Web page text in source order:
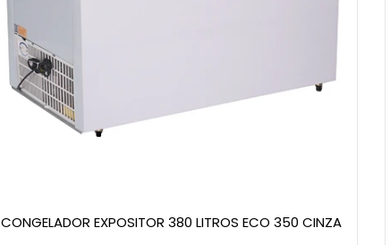
CONGELADOR EXPOSITOR 380 LITROS ECO 350 CINZA